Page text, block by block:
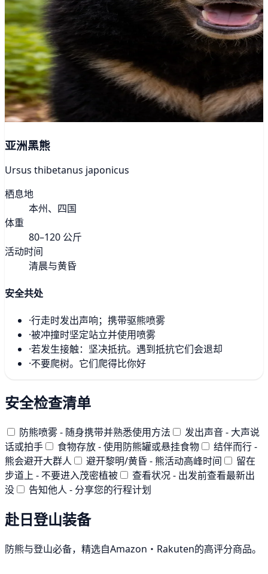
亚洲黑熊
Ursus thibetanus japonicus
栖息地
本州、四国
体重
80–120 公斤
活动时间
清晨与黄昏
安全共处
·行走时发出声响；携带驱熊喷雾
·被冲撞时坚定站立并使用喷雾
·若发生接触：坚决抵抗。遇到抵抗它们会退却
·不要爬树。它们爬得比你好
安全检查清单
防熊喷雾 - 随身携带并熟悉使用方法
发出声音 - 大声说
话或拍手
食物存放 - 使用防熊罐或悬挂食物
结伴而行 -
熊会避开大群人
避开黎明/黄昏 - 熊活动高峰时间
留在
步道上 - 不要进入茂密植被
查看状况 - 出发前查看最新出
没
告知他人 - 分享您的行程计划
赴日登山装备
防熊与登山必备，精选自Amazon・Rakuten的高评分商品。